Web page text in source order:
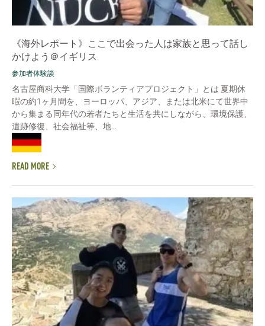
《海外レポート》ここで出会った人は家族と思って話し
かけよう＠イギリス
参加者体験談
名古屋商科大学「国際ボランティアプロジェクト」とは 夏期休
暇の約1ヶ月間を、ヨーロッパ、アジア、または北米にて世界中
から集まる同年代の若者たちと生活を共にしながら、環境保護、
遺跡修復、社会福祉等、地...
READ MORE